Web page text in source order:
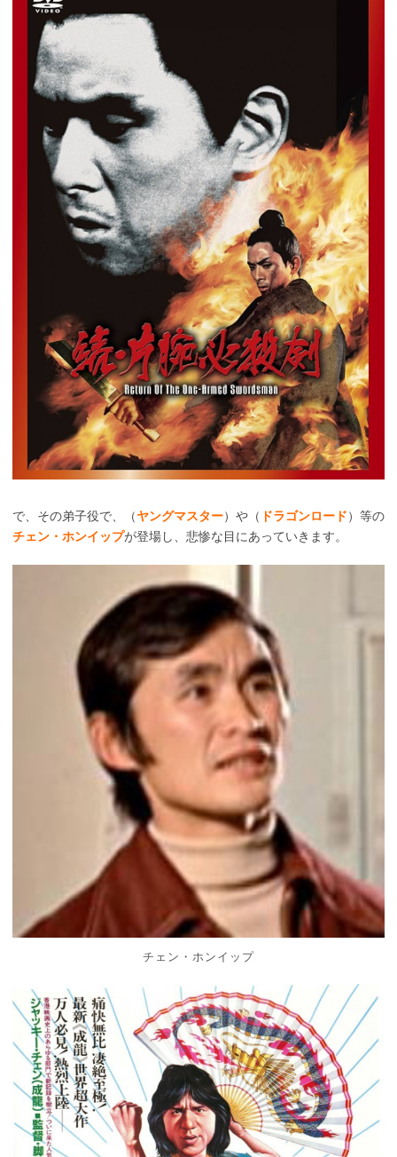
で、その弟子役で、（ヤングマスター）や（ ドラゴンロード）等の
チェン・ホンイップが登場し、悲惨な目にあっていきます。
チェン・ホンイップ